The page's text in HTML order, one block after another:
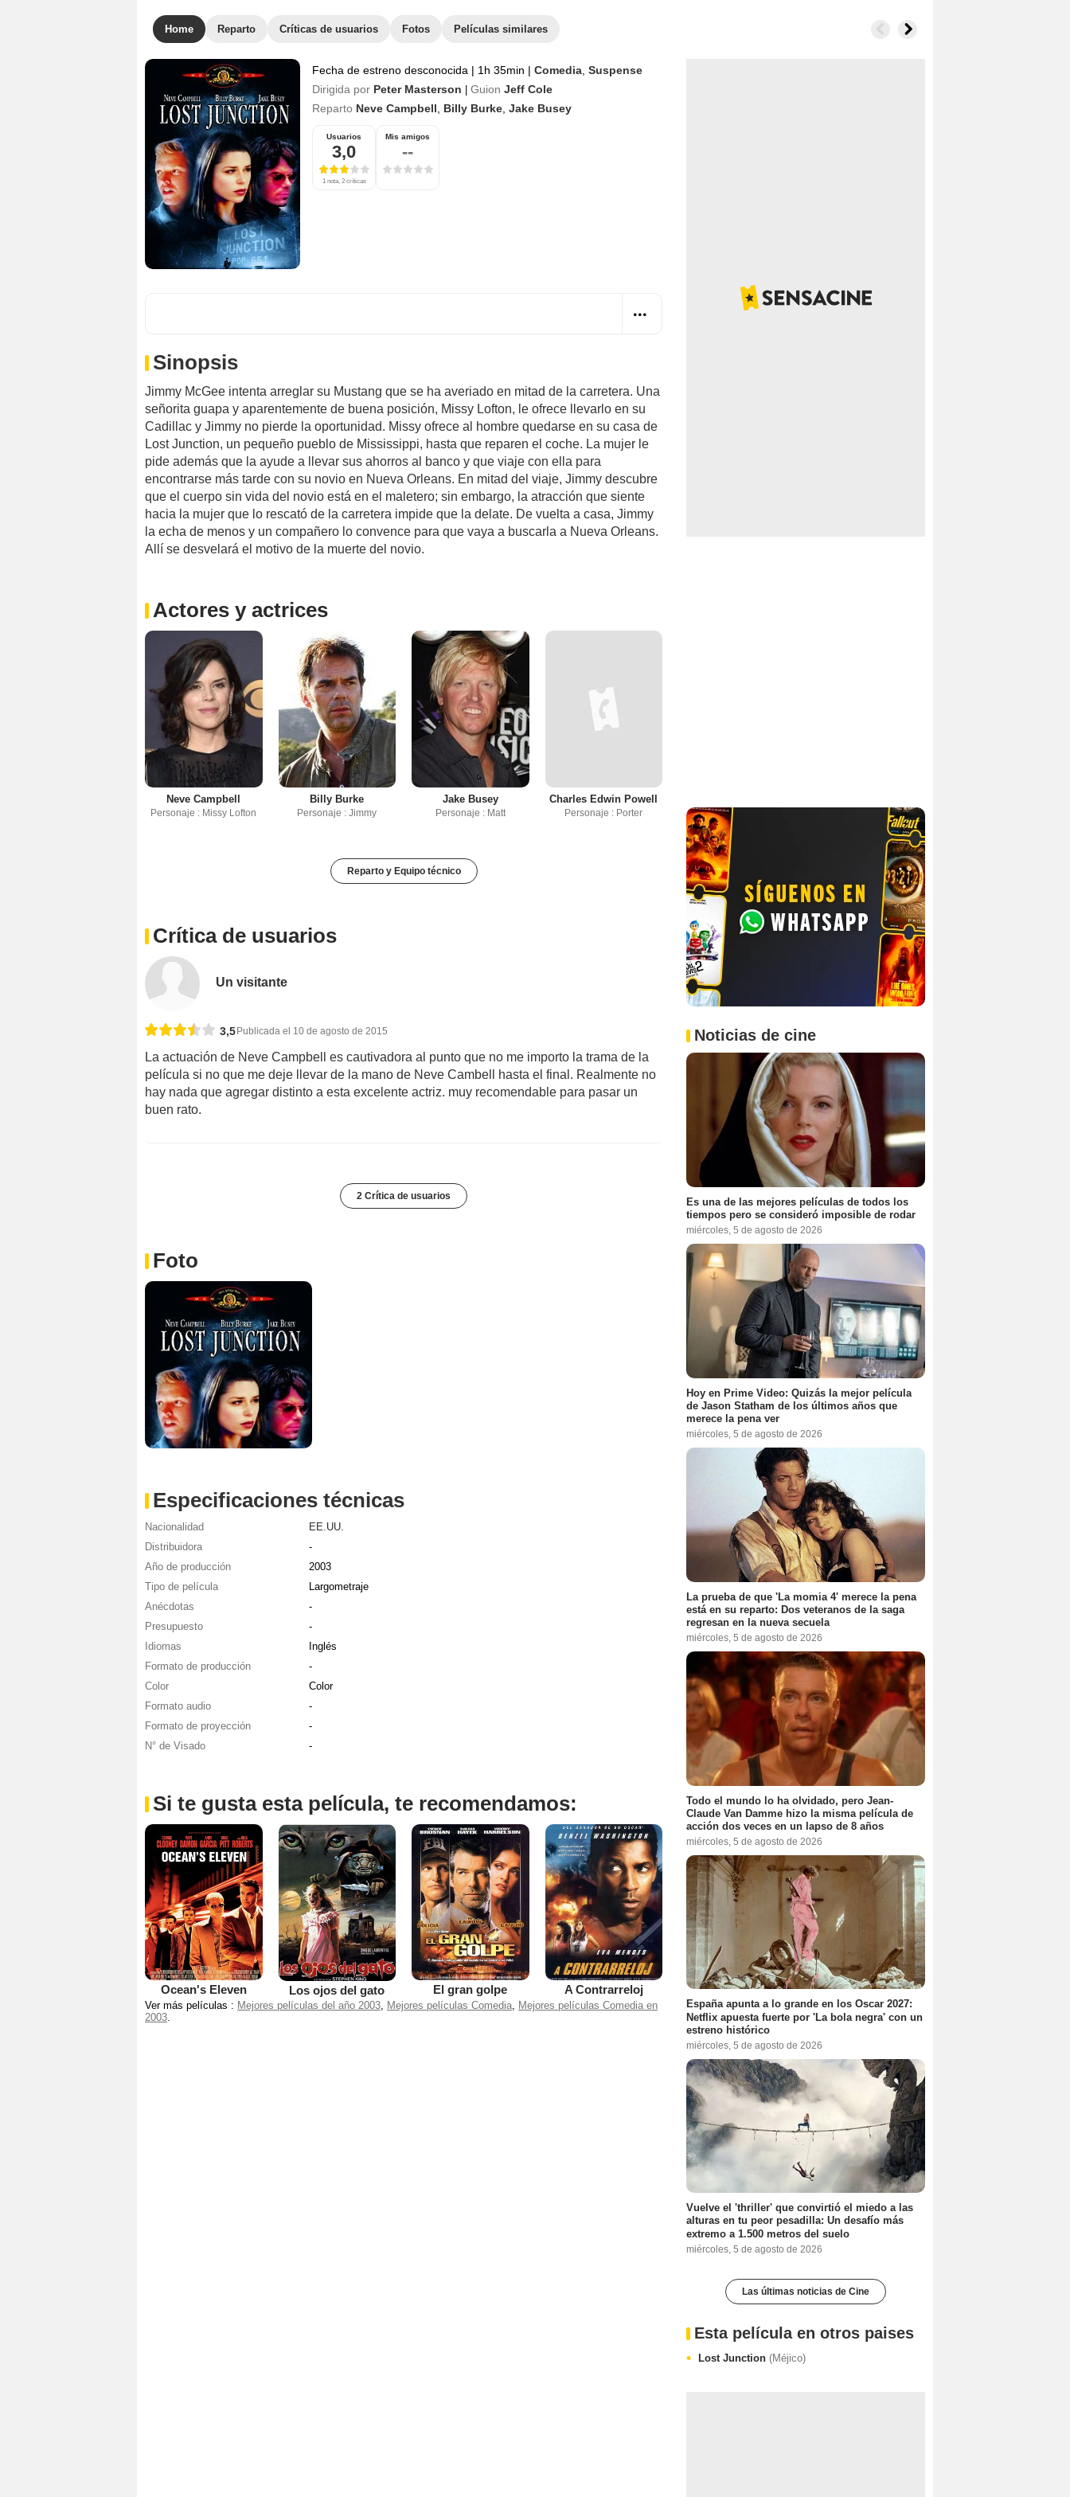
Home Reparto Críticas de usuarios Fotos Películas similares
Fecha de estreno desconocida | 1h 35min | Comedia Suspense
Dirigida por Peter Masterson Guion Jeff Cole
Reparto Neve Campbell Billy Burke Jake Busey
Usuarios
3,0
1 nota, 2 críticas
Mis amigos
--
Sinopsis
Jimmy McGee intenta arreglar su Mustang que se ha averiado en mitad de la carretera. Una
señorita guapa y aparentemente de buena posición, Missy Lofton, le ofrece llevarlo en su
Cadillac y Jimmy no pierde la oportunidad. Missy ofrece al hombre quedarse en su casa de
Lost Junction, un pequeño pueblo de Mississippi, hasta que reparen el coche. La mujer le
pide además que la ayude a llevar sus ahorros al banco y que viaje con ella para
encontrarse más tarde con su novio en Nueva Orleans. En mitad del viaje, Jimmy descubre
que el cuerpo sin vida del novio está en el maletero; sin embargo, la atracción que siente
hacia la mujer que lo rescató de la carretera impide que la delate. De vuelta a casa, Jimmy
la echa de menos y un compañero lo convence para que vaya a buscarla a Nueva Orleans.
Allí se desvelará el motivo de la muerte del novio.
Actores y actrices
Neve Campbell
Personaje : Missy Lofton
Billy Burke
Personaje : Jimmy
Jake Busey
Personaje : Matt
Charles Edwin Powell
Personaje : Porter
Reparto y Equipo técnico
Crítica de usuarios
Un visitante
3,5Publicada el 10 de agosto de 2015
La actuación de Neve Campbell es cautivadora al punto que no me importo la trama de la
película si no que me deje llevar de la mano de Neve Cambell hasta el final. Realmente no
hay nada que agregar distinto a esta excelente actriz. muy recomendable para pasar un
buen rato.
2 Crítica de usuarios
Foto
Especificaciones técnicas
Nacionalidad
EE.UU.
Distribuidora
-
Año de producción
2003
Tipo de película
Largometraje
Anécdotas
-
Presupuesto
-
Idiomas
Inglés
Formato de producción
-
Color
Color
Formato audio
-
Formato de proyección
-
N° de Visado
-
Si te gusta esta película, te recomendamos:
Ocean's Eleven Los ojos del gato El gran golpe A Contrarreloj
Ver más películas : Mejores películas del año 2003 Mejores películas Comedia Mejores películas Comedia en
2003
Noticias de cine
Es una de las mejores películas de todos los
tiempos pero se consideró imposible de rodar
miércoles, 5 de agosto de 2026
Hoy en Prime Video: Quizás la mejor película
de Jason Statham de los últimos años que
merece la pena ver
miércoles, 5 de agosto de 2026
La prueba de que 'La momia 4' merece la pena
está en su reparto: Dos veteranos de la saga
regresan en la nueva secuela
miércoles, 5 de agosto de 2026
Todo el mundo lo ha olvidado, pero Jean-
Claude Van Damme hizo la misma película de
acción dos veces en un lapso de 8 años
miércoles, 5 de agosto de 2026
España apunta a lo grande en los Oscar 2027:
Netflix apuesta fuerte por 'La bola negra' con un
estreno histórico
miércoles, 5 de agosto de 2026
Vuelve el 'thriller' que convirtió el miedo a las
alturas en tu peor pesadilla: Un desafío más
extremo a 1.500 metros del suelo
miércoles, 5 de agosto de 2026
Las últimas noticias de Cine
Esta película en otros paises
Lost Junction (Méjico)